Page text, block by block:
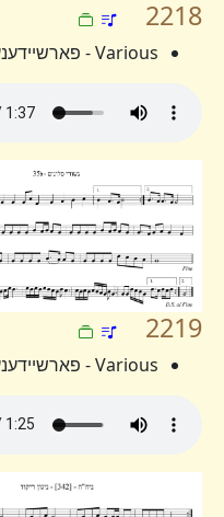
2218
Various - פארשיידענע
2219
Various - פארשיידענע